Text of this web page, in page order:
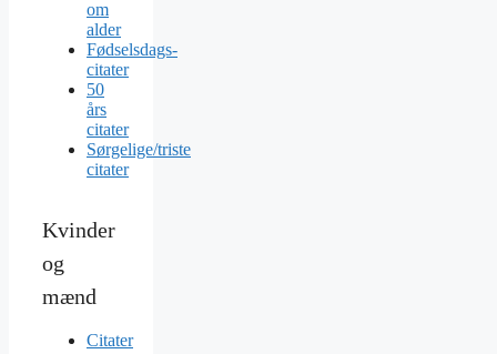
om
alder
Fødselsdags-
citater
50
års
citater
Sørgelige/triste
citater
Kvinder
og
mænd
Citater